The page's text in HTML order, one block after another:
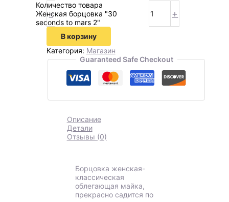
-
Количество товара
Женская борцовка "30
seconds to mars 2"
+
В корзину
Категория: Магазин
Guaranteed Safe Checkout
Описание
Детали
Отзывы (0)
Борцовка женская-
классическая
облегающая майка,
прекрасно садится по